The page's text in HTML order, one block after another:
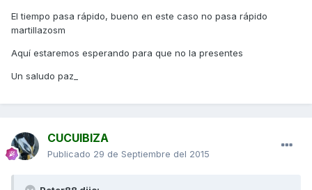
El tiempo pasa rápido, bueno en este caso no pasa rápido
martillazosm
Aquí estaremos esperando para que no la presentes
Un saludo paz_
CUCUIBIZA
Publicado 29 de Septiembre del 2015